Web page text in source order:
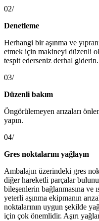
02/
Denetleme
Herhangi bir aşınma ve
etmek için makineyi düzenli
tespit ederseniz derhal giderin.
03/
Düzenli bakım
Öngörülemeyen arızaları
yapın.
04/
Gres noktalarını yağlayın
Ambalajın üzerindeki gres
diğer hareketli parçalar
bileşenlerin bağlanmasına ve
yeterli aşınma ekipmanın
noktalarının uygun şekilde
için çok önemlidir. Aşırı